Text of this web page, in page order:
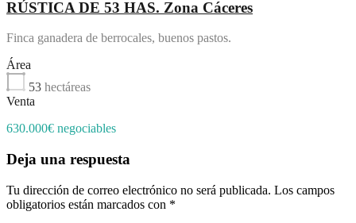
RÚSTICA DE 53 HAS. Zona Cáceres
Finca ganadera de berrocales, buenos pastos.
Área
53 hectáreas
Venta
630.000€ negociables
Deja una respuesta
Tu dirección de correo electrónico no será publicada. Los campos
obligatorios están marcados con *